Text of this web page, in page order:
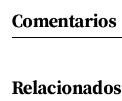
Comentarios
Relacionados